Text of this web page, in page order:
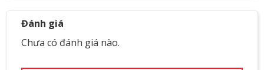
Đánh giá
Chưa có đánh giá nào.